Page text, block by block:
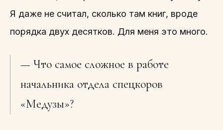
Я даже не считал, сколько там книг, вроде
порядка двух десятков. Для меня это много.
— Что самое сложное в работе
начальника отдела спецкоров
«Медузы»?